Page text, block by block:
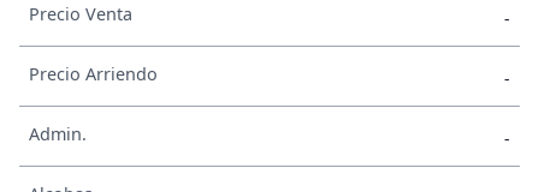
Precio Venta -
Precio Arriendo -
Admin. -